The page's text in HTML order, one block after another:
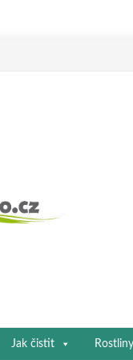
Jak čistit Rostliny